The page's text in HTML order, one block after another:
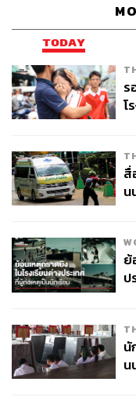
แต่ก็มีเรื่องขำขันอยู่อ
จะถูกวางบทบาทให้มี
ด้วยความขาดๆ เกินๆ
ซันที่แล้ว หรือ มาร์ซิล
พวกเธอทั้งคู่ต่างก็ทำ
ซึ่งบางคนก็ตั้งคำถาม
เอลฟ์ในยุคนี้เข้า เขาจ
น่าสนใจมากทีเดียว
TODAY
ร
โ
สื่
น
ย้
ป
นั
น